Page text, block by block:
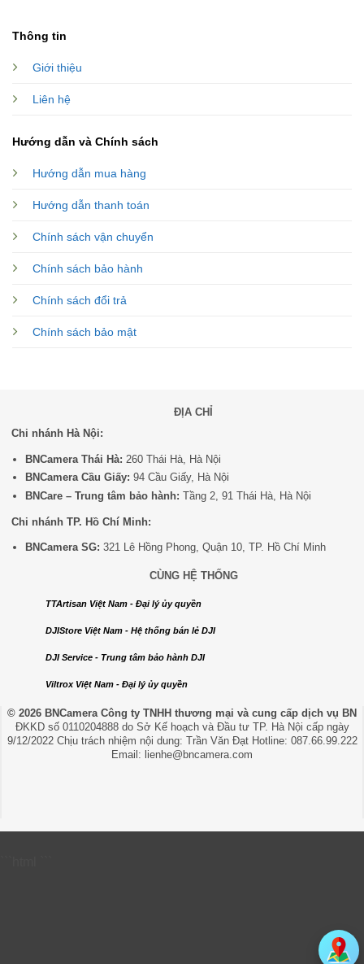
Thông tin
Giới thiệu
Liên hệ
Hướng dẫn và Chính sách
Hướng dẫn mua hàng
Hướng dẫn thanh toán
Chính sách vận chuyển
Chính sách bảo hành
Chính sách đổi trả
Chính sách bảo mật
ĐỊA CHỈ
Chi nhánh Hà Nội:
BNCamera Thái Hà: 260 Thái Hà, Hà Nội
BNCamera Cầu Giấy: 94 Cầu Giấy, Hà Nội
BNCare – Trung tâm bảo hành: Tầng 2, 91 Thái Hà, Hà Nội
Chi nhánh TP. Hồ Chí Minh:
BNCamera SG: 321 Lê Hồng Phong, Quận 10, TP. Hồ Chí Minh
CÙNG HỆ THỐNG
TTArtisan Việt Nam - Đại lý ủy quyền
DJIStore Việt Nam - Hệ thống bán lẻ DJI
DJI Service - Trung tâm bảo hành DJI
Viltrox Việt Nam - Đại lý ủy quyền
© 2026 BNCamera Công ty TNHH thương mại và cung cấp dịch vụ BN
ĐKKD số 0110204888 do Sở Kế hoạch và Đầu tư TP. Hà Nội cấp ngày
9/12/2022 Chịu trách nhiệm nội dung: Trần Văn Đạt Hotline: 087.66.99.222
Email: lienhe@bncamera.com